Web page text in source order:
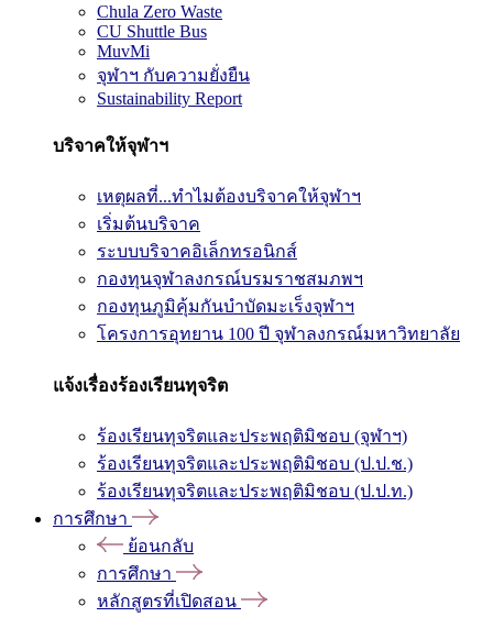
Chula Zero Waste
CU Shuttle Bus
MuvMi
จุฬาฯ กับความยั่งยืน
Sustainability Report
บริจาคให้จุฬาฯ
เหตุผลที่...ทำไมต้องบริจาคให้จุฬาฯ
เริ่มต้นบริจาค
ระบบบริจาคอิเล็กทรอนิกส์
กองทุนจุฬาลงกรณ์บรมราชสมภพฯ
กองทุนภูมิคุ้มกันบำบัดมะเร็งจุฬาฯ
โครงการอุทยาน 100 ปี จุฬาลงกรณ์มหาวิทยาลัย
แจ้งเรื่องร้องเรียนทุจริต
ร้องเรียนทุจริตและประพฤติมิชอบ (จุฬาฯ)
ร้องเรียนทุจริตและประพฤติมิชอบ (ป.ป.ช.)
ร้องเรียนทุจริตและประพฤติมิชอบ (ป.ป.ท.)
การศึกษา
ย้อนกลับ
การศึกษา
หลักสูตรที่เปิดสอน